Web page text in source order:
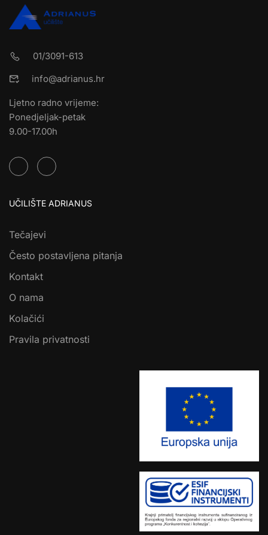
01/3091-613
info@adrianus.hr
Ljetno radno vrijeme:
Ponedjeljak-petak
9.00-17.00h
UČILIŠTE ADRIANUS
Tečajevi
Često postavljena pitanja
Kontakt
O nama
Kolačići
Pravila privatnosti